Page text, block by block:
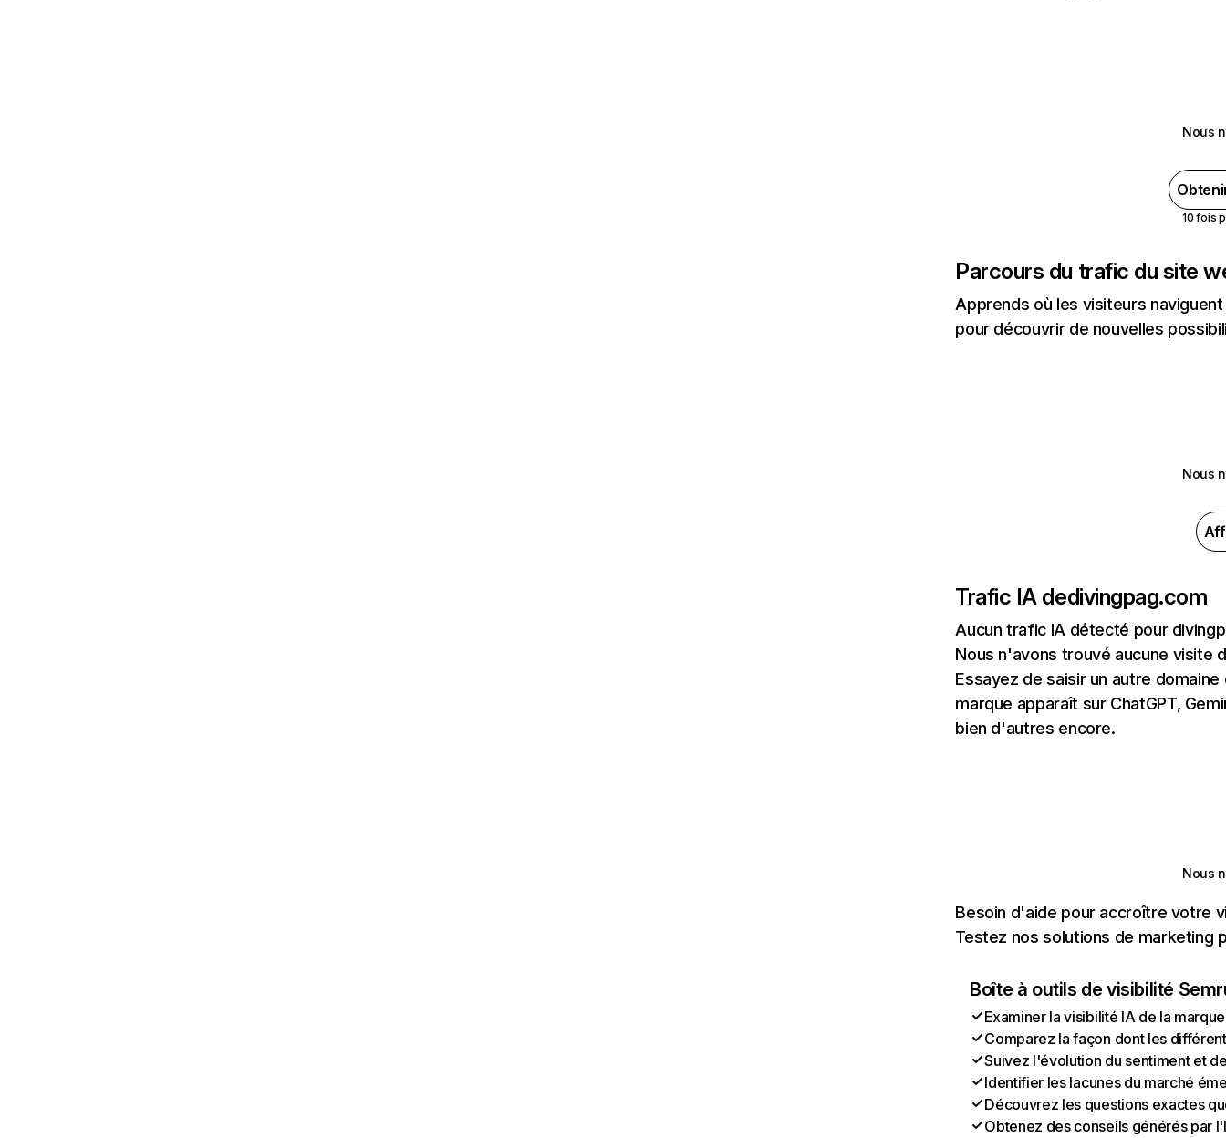
Nous
10 fois
Parcours du trafic du site
Apprends où les visiteurs
pour découvrir de nouvelles
Nous
Trafic IA dedivingpag.com
Aucun trafic IA détecté pour
Nous n'avons trouvé aucune visite
Essayez de saisir un autre
marque apparaît sur ChatGPT,
bien d'autres encore.
Nous
Besoin d'aide pour accroître votre
Testez nos solutions de marketing
Boîte à outils de visibilité
Examiner la visibilité IA de la marque
Comparez la façon dont les
Suivez l'évolution du sentiment et
Identifier les lacunes du marché
Découvrez les questions exactes
Obtenez des conseils générés par